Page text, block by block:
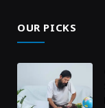
OUR PICKS